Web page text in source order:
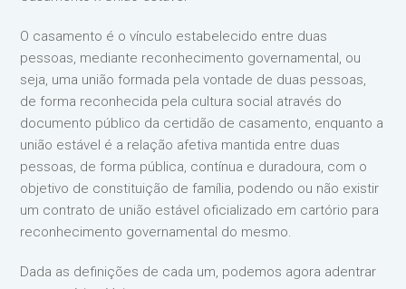
O casamento é o vínculo estabelecido entre duas
pessoas, mediante reconhecimento governamental, ou
seja, uma união formada pela vontade de duas pessoas,
de forma reconhecida pela cultura social através do
documento público da certidão de casamento, enquanto a
união estável é a relação afetiva mantida entre duas
pessoas, de forma pública, contínua e duradoura, com o
objetivo de constituição de família, podendo ou não existir
um contrato de união estável oficializado em cartório para
reconhecimento governamental do mesmo.
Dada as definições de cada um, podemos agora adentrar